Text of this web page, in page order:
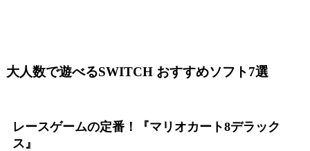
大人数で遊べるSWITCH おすすめソフト7選
レースゲームの定番！『マリオカート8デラック
ス』